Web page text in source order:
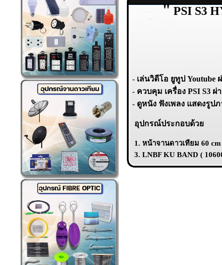
"PSI S3
- เล่นวิดีโอ ยูทูป Youtube
- ควบคุม เครื่อง PSI S3
- ดูหนัง ฟังเพลง แสดงรูป
อุปกรณ์ประกอบด้วย
1. หน้าจานดาวเทียม 60
3. LNBF KU BAND (